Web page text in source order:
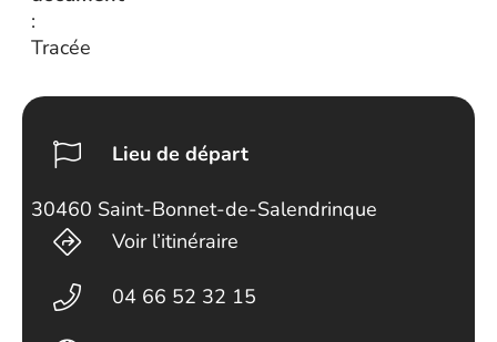
:
Tracée
Lieu de départ
30460 Saint-Bonnet-de-Salendrinque
Voir l’itinéraire
04 66 52 32 15